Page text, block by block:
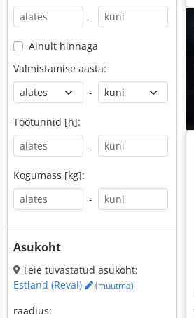
-
Ainult hinnaga
Valmistamise aasta:
-
Töötunnid [h]:
-
Kogumass [kg]:
-
Asukoht
Teie tuvastatud asukoht:
Estland (Reval)
(muutma)
raadius: